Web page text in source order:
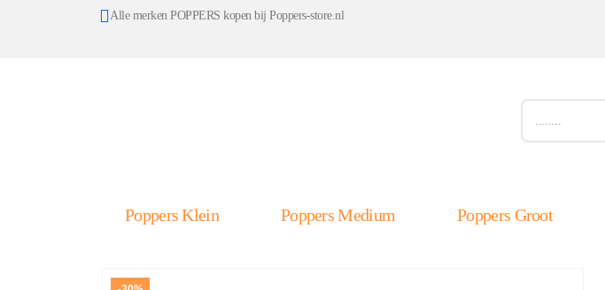
Alle merken POPPERS kopen bij Poppers-store.nl
Poppers Klein Poppers Medium Poppers Groot